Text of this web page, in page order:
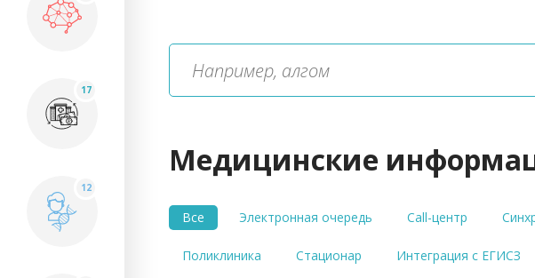
17
12
Медицинские
Все Электронная очередь Call-центр
Поликлиника Стационар Интеграция с ЕГИСЗ